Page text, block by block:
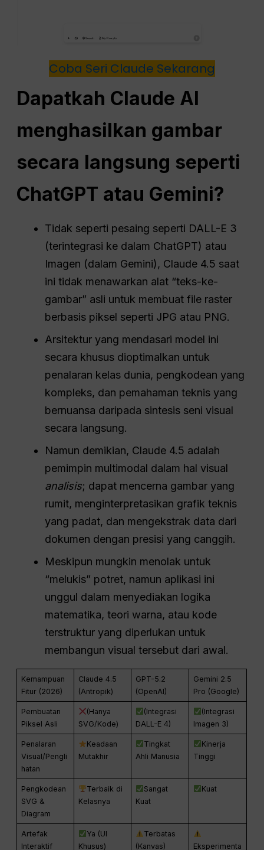
Coba Seri Claude Sekarang
Dapatkah Claude AI
menghasilkan gambar
secara langsung seperti
ChatGPT atau Gemini?
Tidak seperti pesaing seperti DALL-E 3
(terintegrasi ke dalam ChatGPT) atau
Imagen (dalam Gemini), Claude 4.5 saat
ini tidak menawarkan alat “teks-ke-
gambar” asli untuk membuat file raster
berbasis piksel seperti JPG atau PNG.
Arsitektur yang mendasari model ini
secara khusus dioptimalkan untuk
penalaran kelas dunia, pengkodean yang
kompleks, dan pemahaman teknis yang
bernuansa daripada sintesis seni visual
secara langsung.
Namun demikian, Claude 4.5 adalah
pemimpin multimodal dalam hal visual
analisis; dapat mencerna gambar yang
rumit, menginterpretasikan grafik teknis
yang padat, dan mengekstrak data dari
dokumen dengan presisi yang canggih.
Meskipun mungkin menolak untuk
“melukis” potret, namun aplikasi ini
unggul dalam menyediakan logika
matematika, teori warna, atau kode
terstruktur yang diperlukan untuk
membangun visual tersebut dari awal.
Kemampuan
Fitur (2026)
Claude 4.5
(Antropik)
GPT-5.2
(OpenAI)
Gemini 2.5
Pro (Google)
Pembuatan
Piksel Asli
(Hanya
SVG/Kode)
(Integrasi
DALL-E 4)
(Integrasi
Imagen 3)
Penalaran
Visual/Pengli
hatan
Keadaan
Mutakhir
Tingkat
Ahli Manusia
Kinerja
Tinggi
Pengkodean
SVG &
Diagram
Terbaik di
Kelasnya
Sangat
Kuat
Kuat
Artefak
Interaktif
Ya (UI
Khusus)
Terbatas
(Kanvas)
Eksperimenta